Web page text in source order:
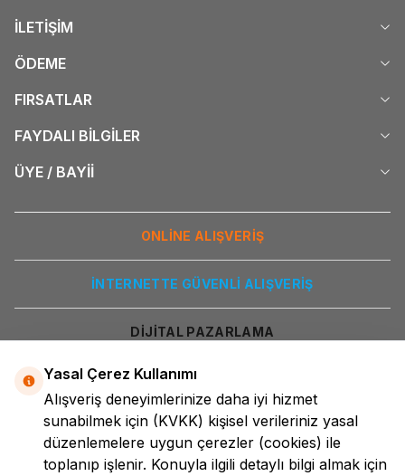
İLETİŞİM
ÖDEME
FIRSATLAR
FAYDALI BİLGİLER
ÜYE / BAYİİ
ONLİNE ALIŞVERİŞ
İNTERNETTE GÜVENLİ ALIŞVERİŞ
DİJİTAL PAZARLAMA
Yasal Çerez Kullanımı
Alışveriş deneyimlerinize daha iyi hizmet
sunabilmek için (KVKK) kişisel verileriniz yasal
düzenlemelere uygun çerezler (cookies) ile
toplanıp işlenir. Konuyla ilgili detaylı bilgi almak için